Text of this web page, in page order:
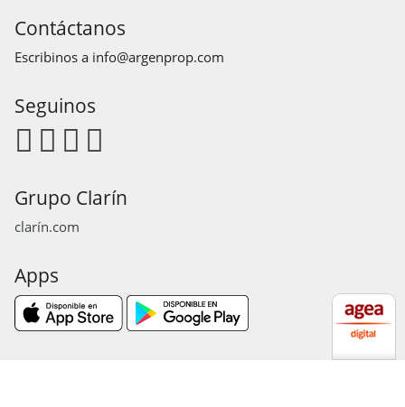
Contáctanos
Escribinos a info@argenprop.com
Seguinos
Grupo Clarín
clarín.com
Apps